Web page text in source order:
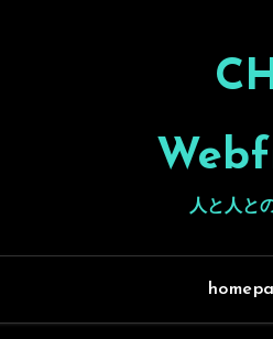
人と人と